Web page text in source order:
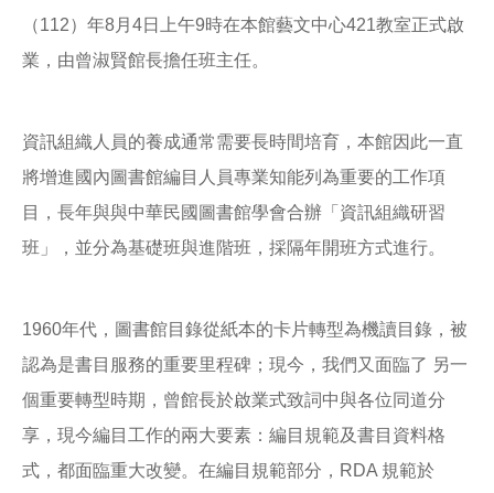
（112）年8月4日上午9時在本館藝文中心421教室正式啟
業，由曾淑賢館長擔任班主任。
資訊組織人員的養成通常需要長時間培育，本館因此一直
將增進國內圖書館編目人員專業知能列為重要的工作項
目，長年與與中華民國圖書館學會合辦「資訊組織研習
班」，並分為基礎班與進階班，採隔年開班方式進行。
1960年代，圖書館目錄從紙本的卡片轉型為機讀目錄，被
認為是書目服務的重要里程碑；現今，我們又面臨了 另一
個重要轉型時期，曾館長於啟業式致詞中與各位同道分
享，現今編目工作的兩大要素：編目規範及書目資料格
式，都面臨重大改變。在編目規範部分，RDA 規範於